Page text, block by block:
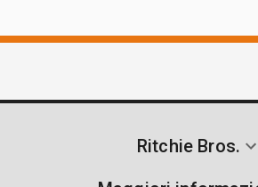
Ritchie Bros.